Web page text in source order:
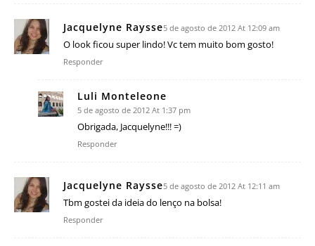
Jacquelyne Raysse5 de agosto de 2012 At 12:09 am
O look ficou super lindo! Vc tem muito bom gosto!
Responder
Luli Monteleone
5 de agosto de 2012 At 1:37 pm
Obrigada, Jacquelyne!!! =)
Responder
Jacquelyne Raysse5 de agosto de 2012 At 12:11 am
Tbm gostei da ideia do lenço na bolsa!
Responder